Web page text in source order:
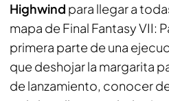
Highwind para llegar a
mapa de Final Fantasy VII:
primera parte de una
que deshojar la margarita
de lanzamiento, conocer